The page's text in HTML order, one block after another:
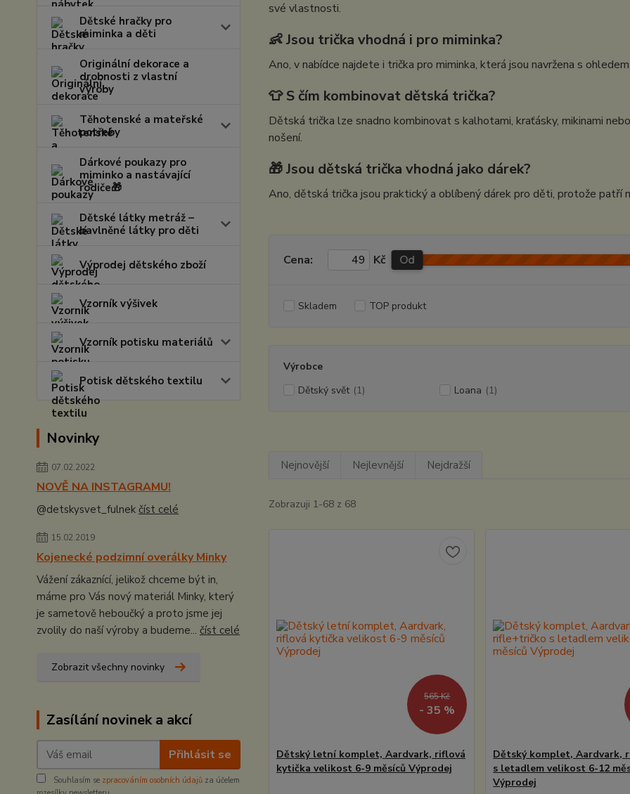
Dětské hračky pro
miminka a děti
Originální dekorace a
drobnosti z vlastní
výroby
Těhotenské a mateřské
potřeby
Dárkové poukazy pro
miminko a nastávající
rodiče🎁
Dětské látky metráž –
bavlněné látky pro děti
Výprodej dětského zboží
Vzorník výšivek
Vzorník potisku materiálů
Potisk dětského textilu
Novinky
07.02.2022
NOVĚ NA INSTAGRAMU!
@detskysvet_fulnek číst celé
15.02.2019
Kojenecké podzimní overálky Minky
Vážení zákaznící, jelikož chceme být in,
máme pro Vás nový materiál Minky, který
je sametově heboučký a proto jsme jej
zvolily do naší výroby a budeme... číst celé
Zobrazit všechny novinky
Zasílání novinek a akcí
Přihlásit se
Souhlasím se zpracováním osobních údajů za účelem
své vlastnosti.
👶 Jsou trička vhodná i pro miminka?
Ano, v nabídce najdete i trička pro miminka, která jsou navržena s
👕 S čím kombinovat dětská trička?
Dětská trička lze snadno kombinovat s kalhotami, kraťásky, mikinami
nošení.
🎁 Jsou dětská trička vhodná jako dárek?
Ano, dětská trička jsou praktický a oblíbený dárek pro děti, protože patří
Cena: Kč Od
Skladem TOP produkt
Výrobce
Dětský svět (1) Loana (1)
Nejnovější Nejlevnější Nejdražší
Zobrazuji 1-68 z 68
565 Kč
- 35 %
Dětský letní komplet, Aardvark, riflová
kytička velikost 6-9 měsíců Výprodej
Dětský komplet, Aardvark,
s letadlem velikost 6-12
Výprodej